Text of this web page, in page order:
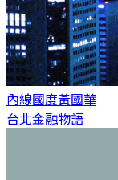
內線國度黃國華
台北金融物語